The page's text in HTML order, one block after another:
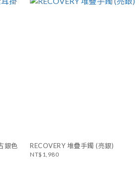
銀色 RECOVERY 堆疊手鐲 (亮銀)
NT$1,980